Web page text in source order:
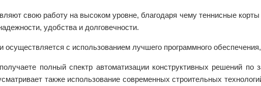
свою работу на высоком уровне, благодаря чему теннисные
удобства и долговечности.
осуществляется с использованием лучшего программного
полный спектр автоматизации конструктивных решений по
также использование современных строительных